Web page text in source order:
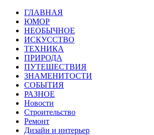
ГЛАВНАЯ
ЮМОР
НЕОБЫЧНОЕ
ИСКУССТВО
ТЕХНИКА
ПРИРОДА
ПУТЕШЕСТВИЯ
ЗНАМЕНИТОСТИ
СОБЫТИЯ
РАЗНОЕ
Новости
Строительство
Ремонт
Дизайн и интерьер